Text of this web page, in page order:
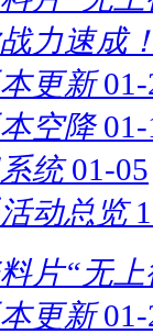
力速成
更新
空降
统 01-05
动总览
片“无
更新